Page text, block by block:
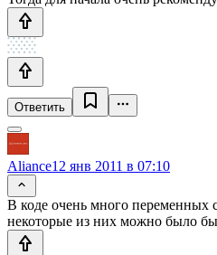
Ответить
Aliance12 янв 2011 в 07:10
В коде очень много переменных
некоторые из них можно было бы